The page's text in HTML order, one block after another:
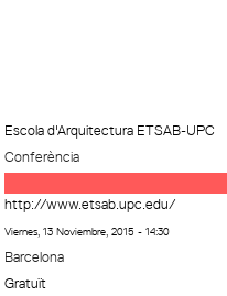
Escola d'Arquitectura ETSAB-UPC
Conferència
http://www.etsab.upc.edu/
Viernes, 13 Noviembre, 2015 - 14:30
Barcelona
Gratuït